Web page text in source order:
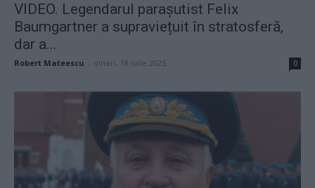
VIDEO. Legendarul parașutist Felix
Baumgartner a supraviețuit în stratosferă,
dar a...
Robert Mateescu vineri, 18 iulie 2025 0